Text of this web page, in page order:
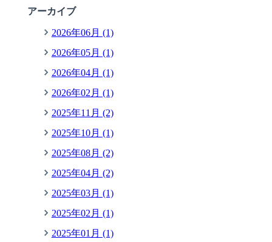
アーカイブ
2026年06月 (1)
2026年05月 (1)
2026年04月 (1)
2026年02月 (1)
2025年11月 (2)
2025年10月 (1)
2025年08月 (2)
2025年04月 (2)
2025年03月 (1)
2025年02月 (1)
2025年01月 (1)